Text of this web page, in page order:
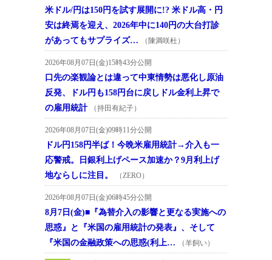
米ドル/円は150円を試す展開に!? 米ドル高・円
安は終焉を迎え、2026年中に140円の大台打診
があってもサプライズ…
（陳満咲杜）
2026年08月07日(金)15時43分公開
口先の楽観論とは違って中東情勢は悪化し原油
反発、ドル円も158円台に戻しドル金利上昇で
の雇用統計
（持田有紀子）
2026年08月07日(金)09時11分公開
ドル円158円半ば！今晩米雇用統計→介入も一
応警戒。日銀利上げペース加速か？9月利上げ
地ならしに注目。
（ZERO）
2026年08月07日(金)06時45分公開
8月7日(金)■『為替介入の影響と更なる実施への
思惑』と『米国の雇用統計の発表』、そして
『米国の金融政策への思惑(利上…
（羊飼い）